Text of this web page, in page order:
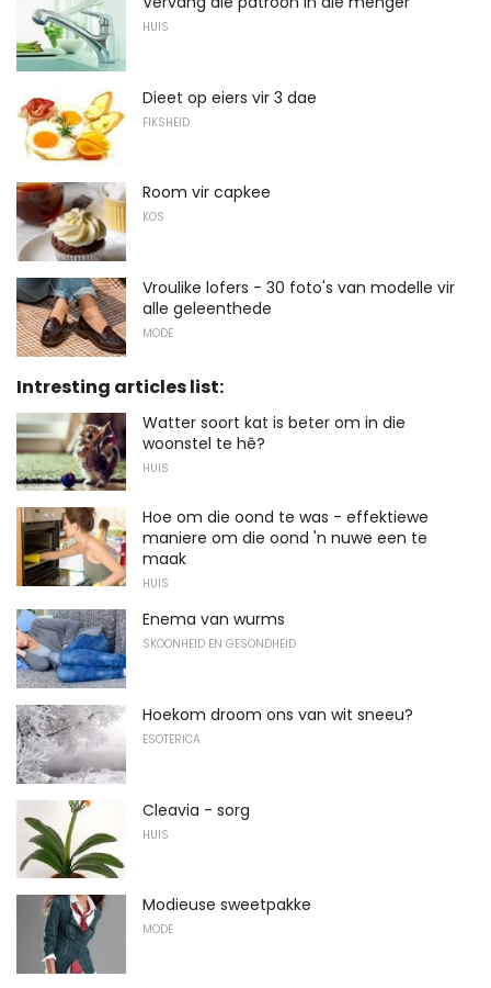
HUIS
Dieet op eiers vir 3 dae
FIKSHEID
Room vir capkee
KOS
Vroulike lofers - 30 foto's van modelle vir
alle geleenthede
MODE
Intresting articles list:
Watter soort kat is beter om in die
woonstel te hê?
HUIS
Hoe om die oond te was - effektiewe
maniere om die oond 'n nuwe een te
maak
HUIS
Enema van wurms
SKOONHEID EN GESONDHEID
Hoekom droom ons van wit sneeu?
ESOTERICA
Cleavia - sorg
HUIS
Modieuse sweetpakke
MODE